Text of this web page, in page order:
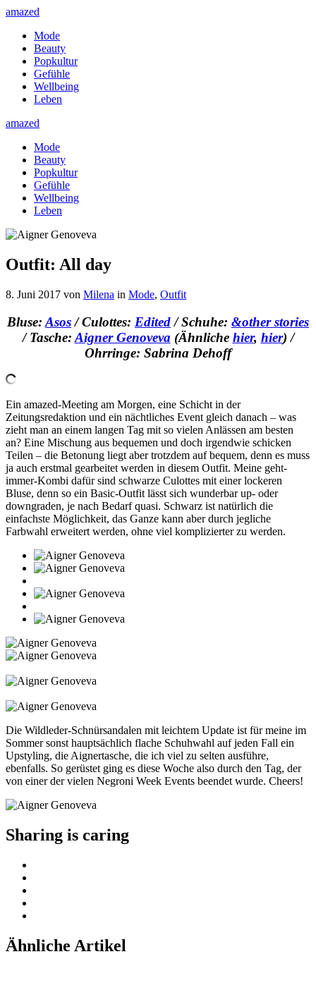
amazed
Mode
Beauty
Popkultur
Gefühle
Wellbeing
Leben
amazed
Mode
Beauty
Popkultur
Gefühle
Wellbeing
Leben
Outfit: All day
8. Juni 2017 von Milena in Mode, Outfit
Bluse: Asos/ Culottes: Edited/ Schuhe: &other stories
/ Tasche: Aigner Genoveva (Ähnliche hier, hier) /
Ohrringe: Sabrina Dehoff
Ein amazed-Meeting am Morgen, eine Schicht in der
Zeitungsredaktion und ein nächtliches Event gleich danach – was
zieht man an einem langen Tag mit so vielen Anlässen am besten
an? Eine Mischung aus bequemen und doch irgendwie schicken
Teilen – die Betonung liegt aber trotzdem auf bequem, denn es muss
ja auch erstmal gearbeitet werden in diesem Outfit. Meine geht-
immer-Kombi dafür sind schwarze Culottes mit einer lockeren
Bluse, denn so ein Basic-Outfit lässt sich wunderbar up- oder
downgraden, je nach Bedarf quasi. Schwarz ist natürlich die
einfachste Möglichkeit, das Ganze kann aber durch jegliche
Farbwahl erweitert werden, ohne viel komplizierter zu werden.
Die Wildleder-Schnürsandalen mit leichtem Update ist für meine im
Sommer sonst hauptsächlich flache Schuhwahl auf jeden Fall ein
Upstyling, die Aignertasche, die ich viel zu selten ausführe,
ebenfalls. So gerüstet ging es diese Woche also durch den Tag, der
von einer der vielen Negroni Week Events beendet wurde. Cheers!
Sharing is caring
Ähnliche Artikel